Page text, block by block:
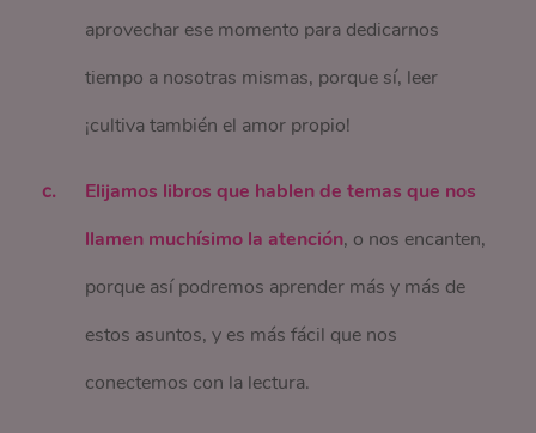
aprovechar ese momento para dedicarnos
tiempo a nosotras mismas, porque sí, leer
¡cultiva también el amor propio!
Elijamos libros que hablen de temas que nos
llamen muchísimo la atención, o nos encanten,
porque así podremos aprender más y más de
estos asuntos, y es más fácil que nos
conectemos con la lectura.